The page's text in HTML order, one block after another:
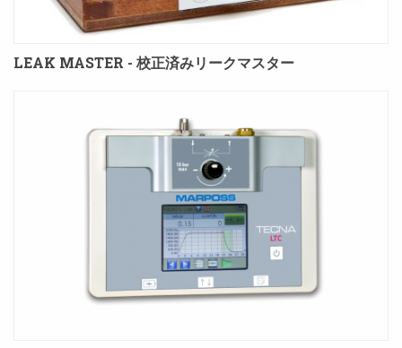
LEAK MASTER - 校正済みリークマスター